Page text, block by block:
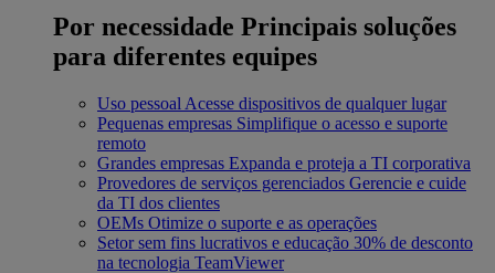
Por necessidade Principais soluções
para diferentes equipes
Uso pessoal Acesse dispositivos de qualquer lugar
Pequenas empresas Simplifique o acesso e suporte
remoto
Grandes empresas Expanda e proteja a TI corporativa
Provedores de serviços gerenciados Gerencie e cuide
da TI dos clientes
OEMs Otimize o suporte e as operações
Setor sem fins lucrativos e educação 30% de desconto
na tecnologia TeamViewer